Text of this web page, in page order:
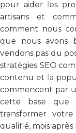
pour aider les
artisans et
comment nous
que nous avons
vendons pas du
stratégies SEO
contenu et la
commencent par
cette base que
transformer
qualifié, mois après